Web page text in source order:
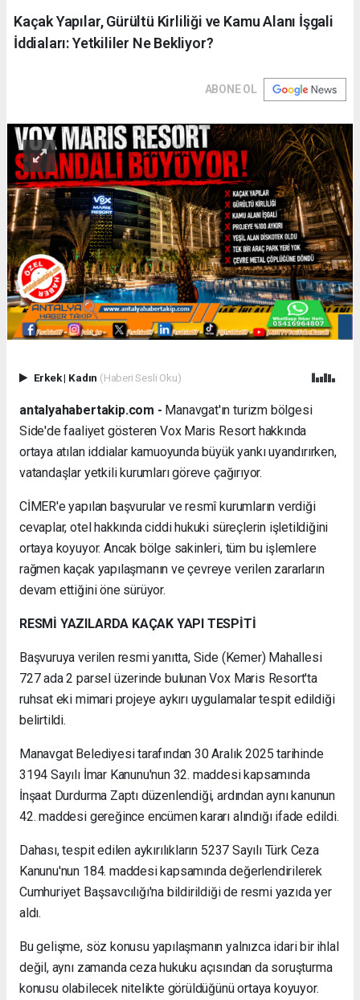
Kaçak Yapılar, Gürültü Kirliliği ve Kamu Alanı İşgali
İddiaları: Yetkililer Ne Bekliyor?
ABONE OL
Erkek| Kadın (Haberi Sesli Oku)
antalyahabertakip.com - Manavgat'ın turizm bölgesi
Side'de faaliyet gösteren Vox Maris Resort hakkında
ortaya atılan iddialar kamuoyunda büyük yankı uyandırırken,
vatandaşlar yetkili kurumları göreve çağırıyor.
CİMER'e yapılan başvurular ve resmî kurumların verdiği
cevaplar, otel hakkında ciddi hukuki süreçlerin işletildiğini
ortaya koyuyor. Ancak bölge sakinleri, tüm bu işlemlere
rağmen kaçak yapılaşmanın ve çevreye verilen zararların
devam ettiğini öne sürüyor.
RESMİ YAZILARDA KAÇAK YAPI TESPİTİ
Başvuruya verilen resmi yanıtta, Side (Kemer) Mahallesi
727 ada 2 parsel üzerinde bulunan Vox Maris Resort'ta
ruhsat eki mimari projeye aykırı uygulamalar tespit edildiği
belirtildi.
Manavgat Belediyesi tarafından 30 Aralık 2025 tarihinde
3194 Sayılı İmar Kanunu'nun 32. maddesi kapsamında
İnşaat Durdurma Zaptı düzenlendiği, ardından aynı kanunun
42. maddesi gereğince encümen kararı alındığı ifade edildi.
Dahası, tespit edilen aykırılıkların 5237 Sayılı Türk Ceza
Kanunu'nun 184. maddesi kapsamında değerlendirilerek
Cumhuriyet Başsavcılığı'na bildirildiği de resmi yazıda yer
aldı.
Bu gelişme, söz konusu yapılaşmanın yalnızca idari bir ihlal
değil, aynı zamanda ceza hukuku açısından da soruşturma
konusu olabilecek nitelikte görüldüğünü ortaya koyuyor.